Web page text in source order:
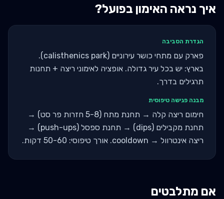
איך נראה האימון בפועל?
הגדרת הסביבה
פארק עם מתחי כושר עירוניים (calisthenics park).
בארץ: יש בכל עיר גדולה. אופציה לאימוני ריצה + תחנות
תרגילים בדרך.
מבנה פגישה טיפוסית
חימום ריצה קלה → תחנת מתח (5-8 חזרות פר סט) →
תחנת מקבילים (dips) → תחנת ספסל (push-ups) →
ריצה אינטרוול → cooldown. אורך טיפוסי: 50-60 דקות.
אם מתלבטים